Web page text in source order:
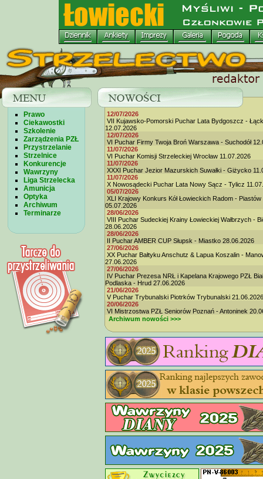
Prawo
Ciekawostki
Szkolenie
Zarządzenia PZŁ
Przystrzelanie
Strzelnice
Konkurencje
Wawrzyny
Liga Strzelecka
Amunicja
Optyka
Archiwum
Terminarze
12/07/2026
VII Kujawsko-Pomorski Puchar Lata Bydgoszcz -
12.07.2026
12/07/2026
VI Puchar Firmy Twoja Broń Warszawa - Suchodół
11/07/2026
VI Puchar Komisji Strzeleckiej Wrocław 11.07.2026
11/07/2026
XXXI Puchar Jezior Mazurskich Suwałki - Giżycko
11/07/2026
X Nowosądecki Puchar Lata Nowy Sącz - Tylicz
05/07/2026
XLI Krajowy Konkurs Kół Łowieckich Radom - Piastów
05.07.2026
28/06/2026
VIII Puchar Sudeckiej Krainy Łowieckiej Wałbrzych -
28.06.2026
28/06/2026
II Puchar AMBER CUP Słupsk - Miastko 28.06.2026
27/06/2026
XX Puchar Bałtyku Anschutz & Lapua Koszalin -
27.06.2026
27/06/2026
IV Puchar Prezesa NRŁ i Kapelana Krajowego PZŁ
Podlaska - Hrud 27.06.2026
21/06/2026
V Puchar Trybunalski Piotrków Trybunalski 21.06.2026
20/06/2026
VI Mistrzostwa PZŁ Seniorów Poznań - Antoninek
Archiwum nowości >>>